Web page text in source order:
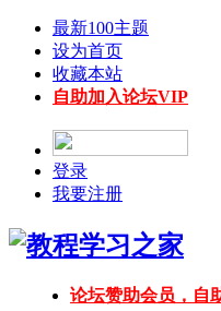
最新100主题
设为首页
收藏本站
自助加入论坛VIP
登录
我要注册
论坛赞助会员，自